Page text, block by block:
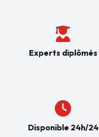
Experts diplômés
Disponible 24h/24